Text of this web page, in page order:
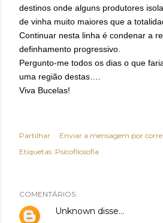
destinos onde alguns produtores
de vinha muito maiores que a
Continuar nesta linha é condenar a
definhamento progressivo.
Pergunto-me todos os dias o que
uma região destas….
Viva Bucelas!
Partilhar
Enviar a mensagem por
Etiquetas: Psícofilosofia
COMENTÁRIOS
Unknown disse…